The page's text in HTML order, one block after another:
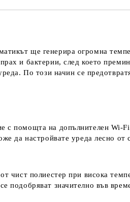
ще генерира огромна
и бактерии, след което
По този начин се
с помощта на допълнителен Wi-
да настройвате уреда лесно от
чист полиестер при висока
подобряват значително във